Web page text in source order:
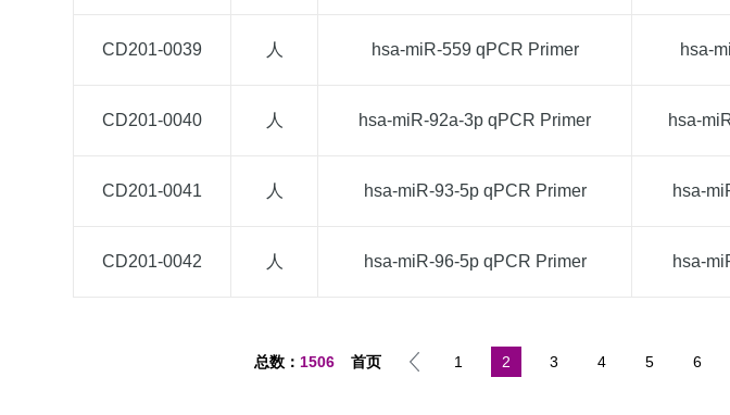
CD201-0039 人 hsa-miR-559 qPCR Primer hsa-
CD201-0040 人 hsa-miR-92a-3p qPCR Primer hsa-
CD201-0041 人 hsa-miR-93-5p qPCR Primer hsa-
CD201-0042 人 hsa-miR-96-5p qPCR Primer hsa-
总数： 1506 首页 1 2 3 4 5 6